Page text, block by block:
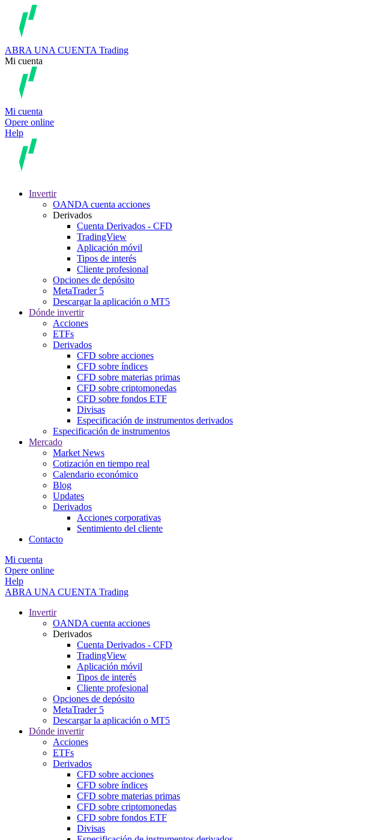
ABRA UNA CUENTA Trading
Mi cuenta
Mi cuenta
Opere online
Help
Invertir
OANDA cuenta acciones
Derivados
Cuenta Derivados - CFD
TradingView
Aplicación móvil
Tipos de interés
Cliente profesional
Opciones de depósito
MetaTrader 5
Descargar la aplicación o MT5
Dónde invertir
Acciones
ETFs
Derivados
CFD sobre acciones
CFD sobre índices
CFD sobre materias primas
CFD sobre criptomonedas
CFD sobre fondos ETF
Divisas
Especificación de instrumentos derivados
Especificación de instrumentos
Mercado
Market News
Cotización en tiempo real
Calendario económico
Blog
Updates
Derivados
Acciones corporativas
Sentimiento del cliente
Contacto
Mi cuenta
Opere online
Help
ABRA UNA CUENTA Trading
Invertir
OANDA cuenta acciones
Derivados
Cuenta Derivados - CFD
TradingView
Aplicación móvil
Tipos de interés
Cliente profesional
Opciones de depósito
MetaTrader 5
Descargar la aplicación o MT5
Dónde invertir
Acciones
ETFs
Derivados
CFD sobre acciones
CFD sobre índices
CFD sobre materias primas
CFD sobre criptomonedas
CFD sobre fondos ETF
Divisas